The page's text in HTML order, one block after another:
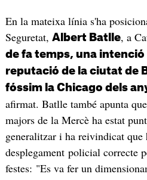
En la mateixa línia s'ha
Seguretat, Albert Batlle, a
de fa temps, una
reputació de la ciutat de
fóssim la Chicago dels
afirmat. Batlle també apunta
majors de la Mercè ha estat
generalitzar i ha reivindicat que
desplegament policial correcte
festes: "Es va fer un